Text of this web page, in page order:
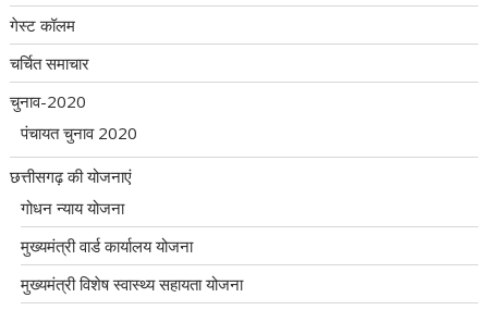
गेस्ट कॉलम
चर्चित समाचार
चुनाव-2020
पंचायत चुनाव 2020
छत्तीसगढ़ की योजनाएं
गोधन न्याय योजना
मुख्यमंत्री वार्ड कार्यालय योजना
मुख्यमंत्री विशेष स्वास्थ्य सहायता योजना